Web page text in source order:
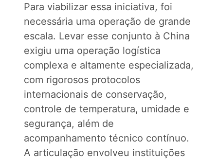
Para viabilizar essa iniciativa, foi
necessária uma operação de grande
escala. Levar esse conjunto à China
exigiu uma operação logística
complexa e altamente especializada,
com rigorosos protocolos
internacionais de conservação,
controle de temperatura, umidade e
segurança, além de
acompanhamento técnico contínuo.
A articulação envolveu instituições